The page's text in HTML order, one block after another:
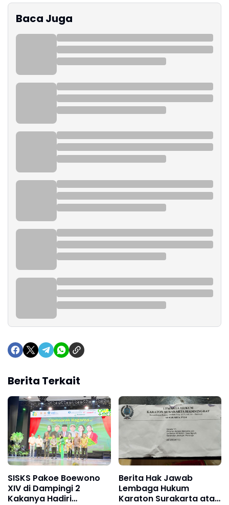
Baca Juga
Berita Terkait
SISKS Pakoe Boewono
XIV di Dampingi 2
Kakanya Hadiri
Berita Hak Jawab
Lembaga Hukum
Karaton Surakarta atas